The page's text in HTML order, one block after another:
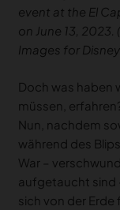
event at the El
on June 13,
Images for
Doch was haben
müssen,
Nun, nachdem
während des
War –
aufgetaucht sind
sich von der Erde